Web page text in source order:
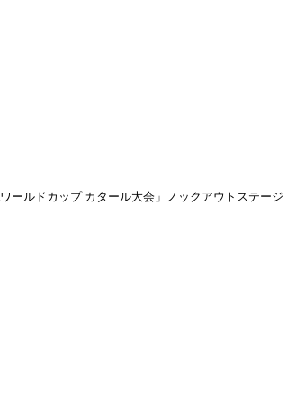
ールドカップ カタール大会」ノックアウトステージ